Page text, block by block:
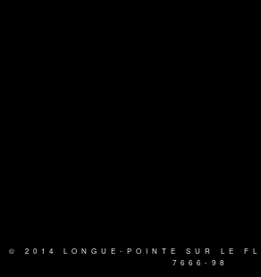
© 2014 LONGUE-POINTE SUR LE
7666-98